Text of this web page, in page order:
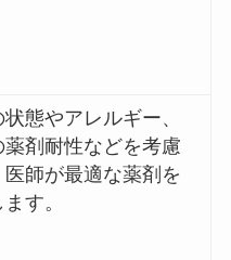
態やアレルギー、
薬剤耐性などを考慮
医師が最適な薬剤を
す。